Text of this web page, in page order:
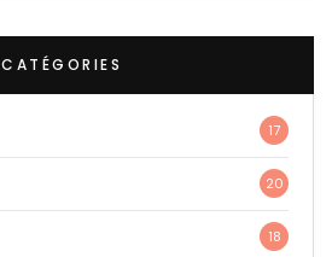
CATÉGORIES
17
20
18